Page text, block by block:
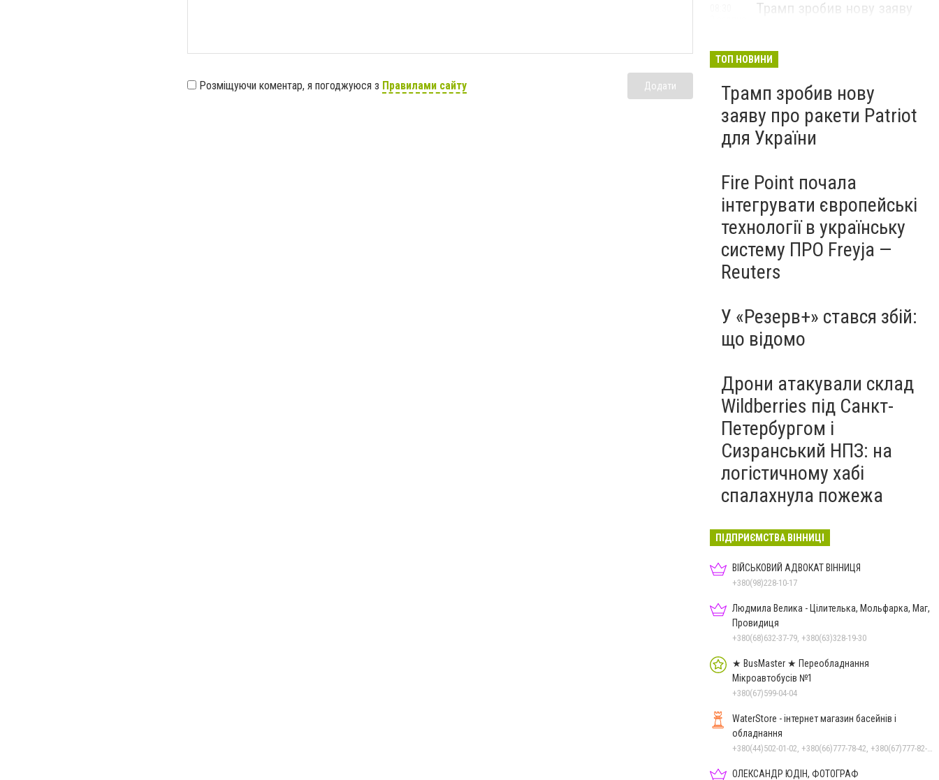
Розміщуючи коментар, я погоджуюся з Правилами сайту Додати
Трамп зробив нову заяву
ТОП НОВИНИ
Трамп зробив нову
заяву про ракети Patriot
для України
Fire Point почала
інтегрувати європейські
технології в українську
систему ПРО Freyja —
Reuters
У «Резерв+» стався збій:
що відомо
Дрони атакували склад
Wildberries під Санкт-
Петербургом і
Сизранський НПЗ: на
логістичному хабі
спалахнула пожежа
ПІДПРИЄМСТВА ВІННИЦІ
ВІЙСЬКОВИЙ АДВОКАТ ВІННИЦЯ
+380(98)228-10-17
Людмила Велика - Цілителька, Мольфарка, Маг,
Провидиця
+380(68)632-37-79, +380(63)328-19-30
★ BusMaster ★ Переобладнання
Мікроавтобусів №1
+380(67)599-04-04
WaterStore - інтернет магазин басейнів і
обладнання
+380(44)502-01-02, +380(66)777-78-42, +380(67)777-82-19, +380(67)890-80-80, +380(73)890-80-80, +380(44)502-01-03
ОЛЕКСАНДР ЮДІН, ФОТОГРАФ